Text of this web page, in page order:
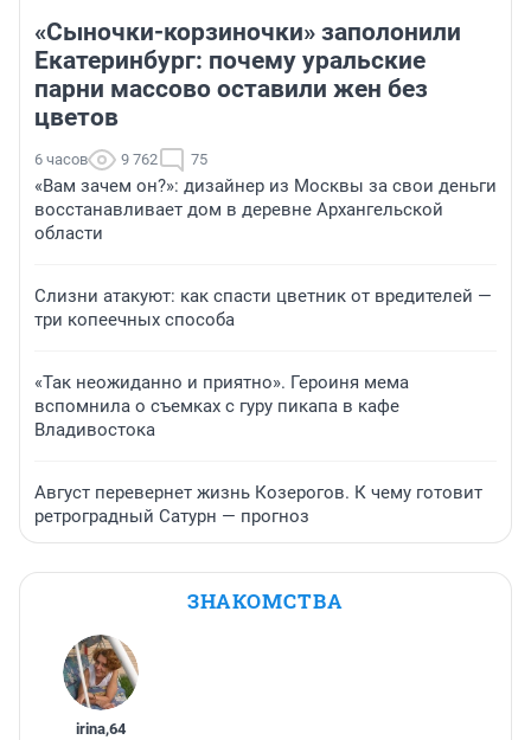
«Сыночки-корзиночки» заполонили
Екатеринбург: почему уральские
парни массово оставили жен без
цветов
6 часов 9 762 75
«Вам зачем он?»: дизайнер из Москвы за свои деньги
восстанавливает дом в деревне Архангельской
области
Слизни атакуют: как спасти цветник от вредителей —
три копеечных способа
«Так неожиданно и приятно». Героиня мема
вспомнила о съемках с гуру пикапа в кафе
Владивостока
Август перевернет жизнь Козерогов. К чему готовит
ретроградный Сатурн — прогноз
ЗНАКОМСТВА
irina,64